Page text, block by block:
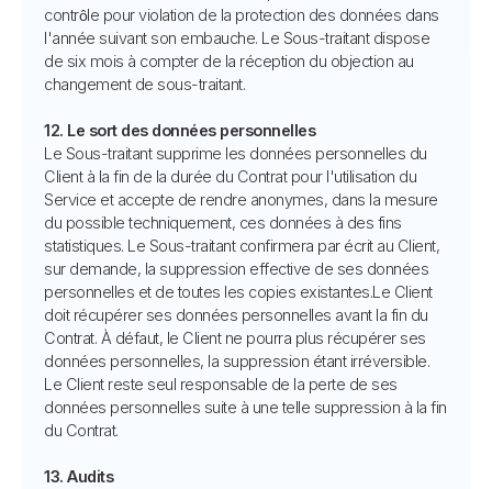
contrôle pour violation de la protection des données dans
l'année suivant son embauche. Le Sous-traitant dispose
de six mois à compter de la réception du objection au
changement de sous-traitant.
12. Le sort des données personnelles
Le Sous-traitant supprime les données personnelles du
Client à la fin de la durée du Contrat pour l'utilisation du
Service et accepte de rendre anonymes, dans la mesure
du possible techniquement, ces données à des fins
statistiques. Le Sous-traitant confirmera par écrit au Client,
sur demande, la suppression effective de ses données
personnelles et de toutes les copies existantes.Le Client
doit récupérer ses données personnelles avant la fin du
Contrat. À défaut, le Client ne pourra plus récupérer ses
données personnelles, la suppression étant irréversible.
Le Client reste seul responsable de la perte de ses
données personnelles suite à une telle suppression à la fin
du Contrat.
13. Audits